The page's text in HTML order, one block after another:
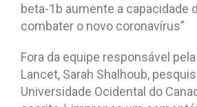
beta-1b aumente a capacidade
combater o novo coronavírus”
Fora da equipe responsável
Lancet, Sarah Shalhoub,
Universidade Ocidental do